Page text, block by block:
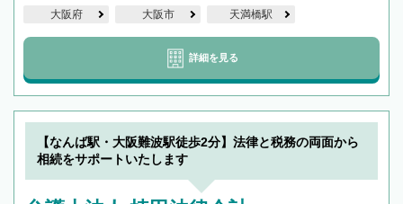
大阪府 大阪市 天満橋駅
詳細を見る
【なんば駅・大阪難波駅徒歩2分】法律と税務の両面から
相続をサポートいたします